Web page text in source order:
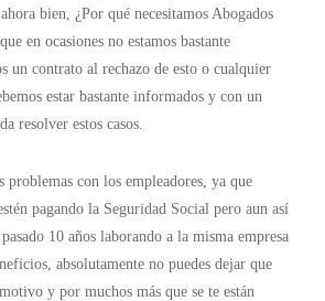
bien, ¿Por qué necesitamos Abogados
en ocasiones no estamos bastante
un contrato al rechazo de esto o cualquier
estar bastante informados y con un
resolver estos casos.
problemas con los empleadores, ya que
pagando la Seguridad Social pero aun así
10 años laborando a la misma empresa
absolutamente no puedes dejar que
y por muchos más que se te están